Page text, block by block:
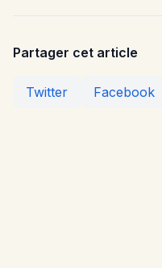
Partager cet article
Twitter Facebook